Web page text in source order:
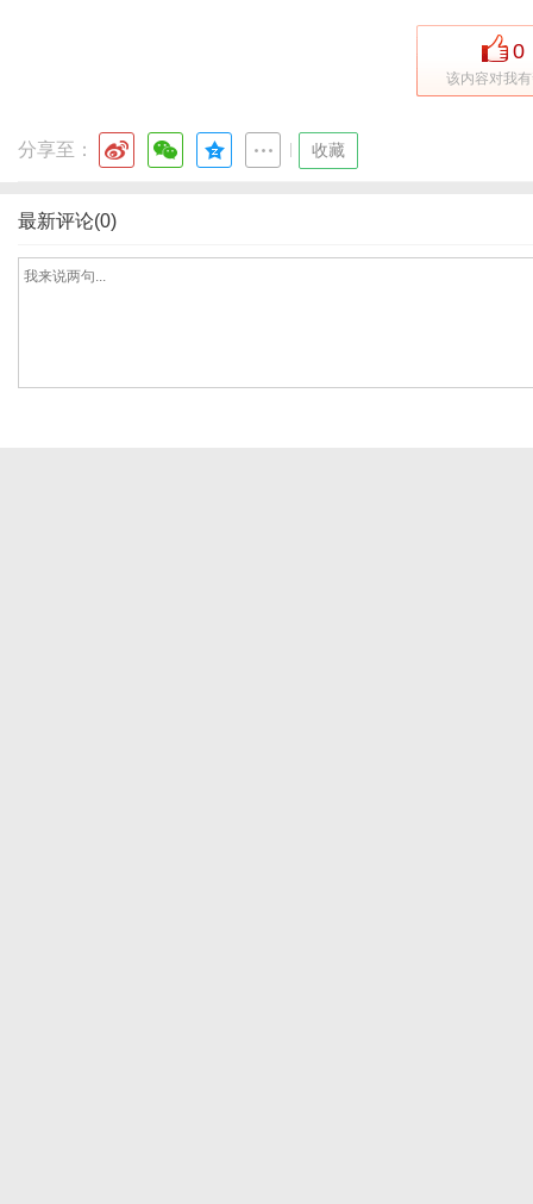
0
该内容对我
分享至： 收藏
最新评论(0)